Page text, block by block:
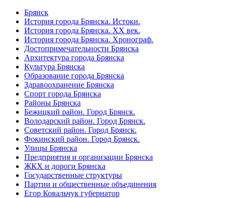
Брянск
История города Брянска. Истоки.
История города Брянска. XX век.
История города Брянска. Хронограф.
Достопримечательности Брянска
Архитектура города Брянска
Культура Брянска
Образование города Брянска
Здравоохранение Брянска
Спорт города Брянска
Районы Брянска
Бежицкий район. Город Брянск.
Володарский район. Город Брянск.
Советский район. Город Брянск.
Фокинский район. Город Брянск.
Улицы Брянска
Предприятия и организации Брянска
ЖКХ и дороги Брянска
Государственные структуры
Партии и общественные объединения
Егор Ковальчук губернатор